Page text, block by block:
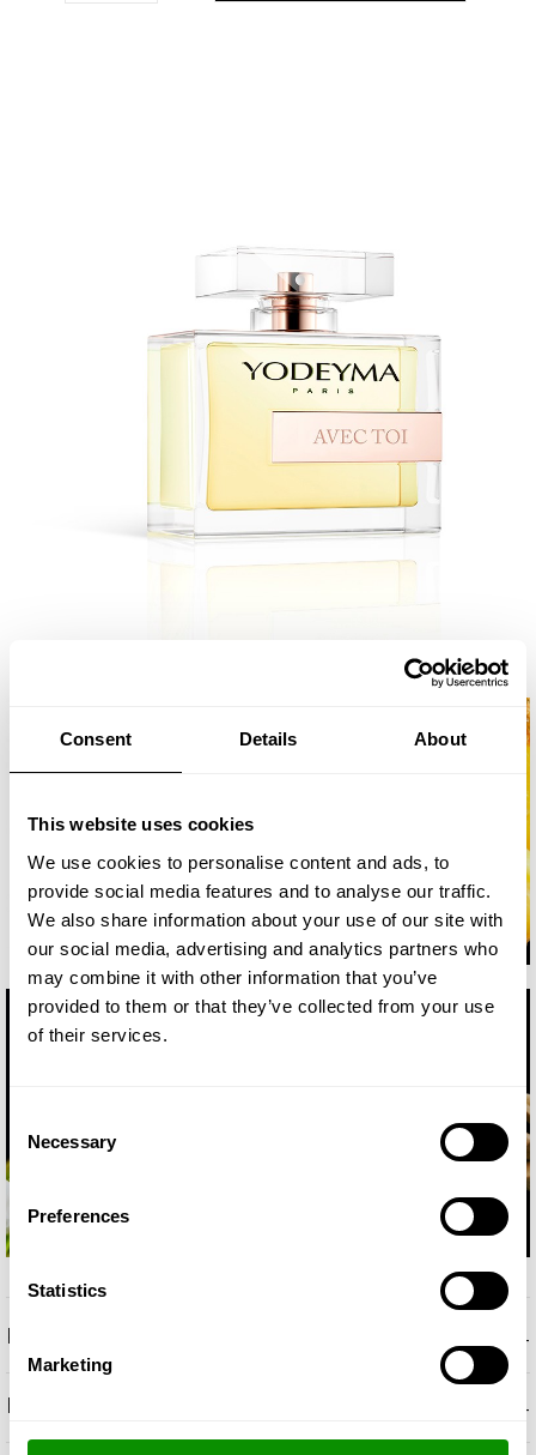
Consent Details About
This website uses cookies
We use cookies to personalise content and ads, to
provide social media features and to analyse our traffic.
We also share information about your use of our site with
our social media, advertising and analytics partners who
may combine it with other information that you’ve
provided to them or that they’ve collected from your use
of their services.
Selection
Necessary
Preferences
Statistics
Marketing
THE NICHE COLLECTION
KIRJELDUS +
HAISTMISNOODID +